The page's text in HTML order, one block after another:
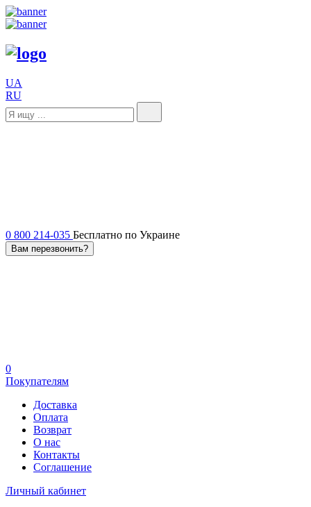
UA
RU
0 800 214-035 Бесплатно по Украине
Вам перезвонить?
0
Покупателям
Доставка
Оплата
Возврат
О нас
Контакты
Соглашение
Личный кабинет